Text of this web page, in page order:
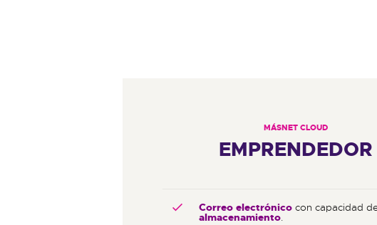
MÁSNET CLOUD
EMPRENDEDOR
Correo electrónicocon capacidad
almacenamiento.